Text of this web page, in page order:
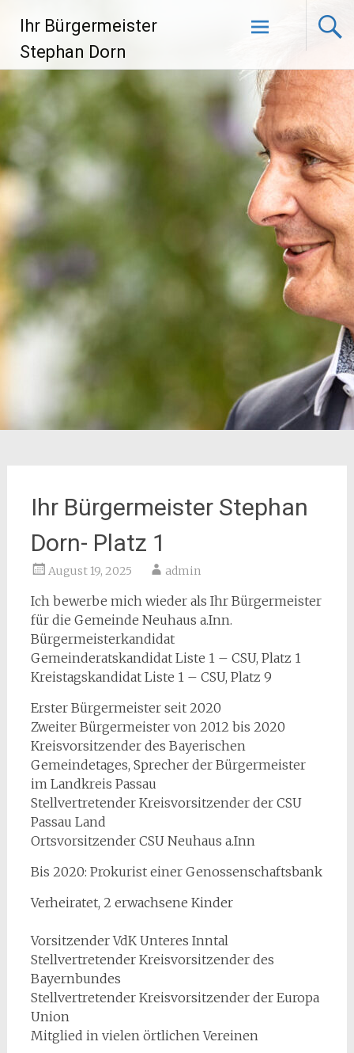
Inhalt
springen
Ihr Bürgermeister
Stephan Dorn
Ihr Bürgermeister Stephan
Dorn- Platz 1
August 19, 2025 admin
Ich bewerbe mich wieder als Ihr Bürgermeister
für die Gemeinde Neuhaus a.Inn.
Bürgermeisterkandidat
Gemeinderatskandidat Liste 1 – CSU, Platz 1
Kreistagskandidat Liste 1 – CSU, Platz 9
Erster Bürgermeister seit 2020
Zweiter Bürgermeister von 2012 bis 2020
Kreisvorsitzender des Bayerischen
Gemeindetages, Sprecher der Bürgermeister
im Landkreis Passau
Stellvertretender Kreisvorsitzender der CSU
Passau Land
Ortsvorsitzender CSU Neuhaus a.Inn
Bis 2020: Prokurist einer Genossenschaftsbank
Verheiratet, 2 erwachsene Kinder
Vorsitzender VdK Unteres Inntal
Stellvertretender Kreisvorsitzender des
Bayernbundes
Stellvertretender Kreisvorsitzender der Europa
Union
Mitglied in vielen örtlichen Vereinen